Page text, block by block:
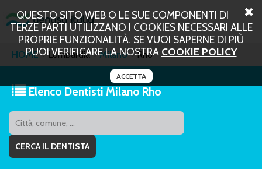
QUESTO SITO WEB O LE SUE COMPONENTI DI
TERZE PARTI UTILIZZANO I COOKIES NECESSARI ALLE
PROPRIE FUNZIONALITÀ. SE VUOI SAPERNE DI PIÙ
PUOI VERIFICARE LA NOSTRA COOKIE POLICY
ACCETTA
HOME Lombardia Milano Rho
Elenco Dentisti Milano Rho